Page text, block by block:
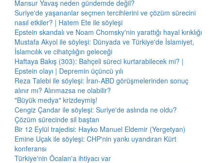
Mansur Yavaş neden gündemde değil?
Suriye'de yaşananlar seçmen tercihlerini ve çözüm sürecini
nasıl etkiler? | Hatem Ete ile söyleşi
Epstein skandalı ve Noam Chomsky'nin yarattığı hayal kırıklığı
Mustafa Akyol ile söyleşi: Dünyada ve Türkiye'de İslamiyet,
İslamcılık ve cihatçılığın geleceği
Haftaya Bakış (303): Bahçeli süreci kurtarabilecek mi? |
Epstein olayı | Depremin üçüncü yılı
Reza Talebi ile söyleşi: İran-ABD görüşmelerinden sonuç
alınır mı? Alınmazsa ne olabilir?
"Büyük medya" krizdeymiş!
Cengiz Çandar ile söyleşi: Suriye'de aslında ne oldu?
Çözüm sürecinde sil baştan
Bir 12 Eylül trajedisi: Hayko Manuel Eldemir (Yergetyan)
Emine Uçak ile söyleşi: CHP'nin yankı uyandıran Kürt
konferansı
Türkiye'nin Öcalan'a ihtiyacı var